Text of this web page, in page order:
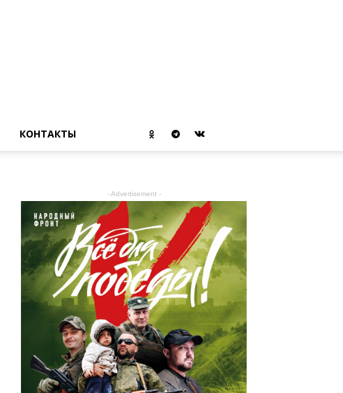
КОНТАКТЫ
- Advertisement -